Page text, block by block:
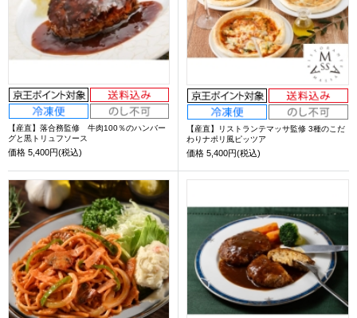
【産直】落合務監修 牛肉100％のハンバー
グと黒トリュフソース
価格 5,400円(税込)
【産直】リストランテマッサ監修 3種のこだ
わりナポリ風ピッツア
価格 5,400円(税込)